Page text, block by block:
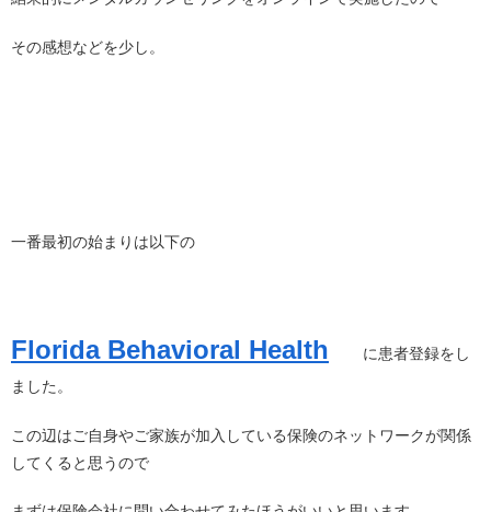
その感想などを少し。
一番最初の始まりは以下の
Florida Behavioral Health
に患者登録をし
ました。
この辺はご自身やご家族が加入している保険のネットワークが関係
してくると思うので